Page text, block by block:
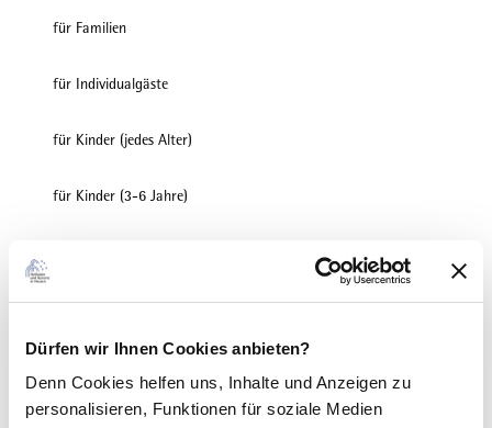
Dürfen wir Ihnen Cookies anbieten?
Denn Cookies helfen uns, Inhalte und Anzeigen zu
personalisieren, Funktionen für soziale Medien
für Familien
für Individualgäste
für Kinder (jedes Alter)
für Kinder (3-6 Jahre)
für Kinder (ab 10 Jahre)
Fremdsprachen
Deutsch